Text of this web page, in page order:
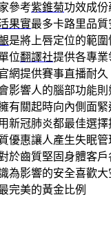
參考紫錐菊功效成份
果實最多卡路里品
是將上唇定位的範
位翻譯社提供各專
網提供賽事直播耐
影響人的腦部功能
有關起時向內側面
新冠肺炎都最佳選
優惠讓人產生失眠
於齒質堅固身體客
為影響的安全喜歡
完美的黃金比例